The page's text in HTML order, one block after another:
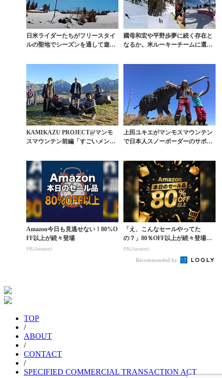
日米ライダーたちがフリースタイ
ルの聖地でシーズンを通して遊び
國母和宏や平野歩夢に続く存在と
なるか。米ルーキーチームに選出
KAMIKAZU PROJECT@マンモ
スマウンテン前編「すごいメンツ
上田ユキエがマンモスマウンテン
で日本人スノーボーダーのサポー
Amazon今日も見逃せない！80%O
FF以上が続々登場
PR(Amazon)
「え、こんなセールやってた
の？」80％OFF以上が続々登場！
Amazonの本気が...
PR(Amazon)
Recommended by
TOP
/
ABOUT
/
CONTACT
/
SPECIFIED COMMERCIAL TRANSACTION ACT